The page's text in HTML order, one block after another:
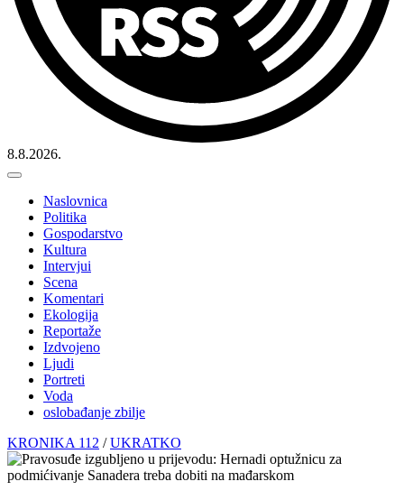
8.8.2026.
Naslovnica
Politika
Gospodarstvo
Kultura
Intervjui
Scena
Komentari
Ekologija
Reportaže
Izdvojeno
Ljudi
Portreti
Voda
oslobađanje zbilje
KRONIKA 112 /UKRATKO